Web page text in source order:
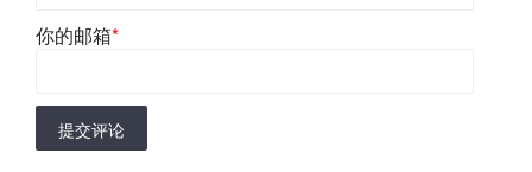
你的邮箱*
提交评论